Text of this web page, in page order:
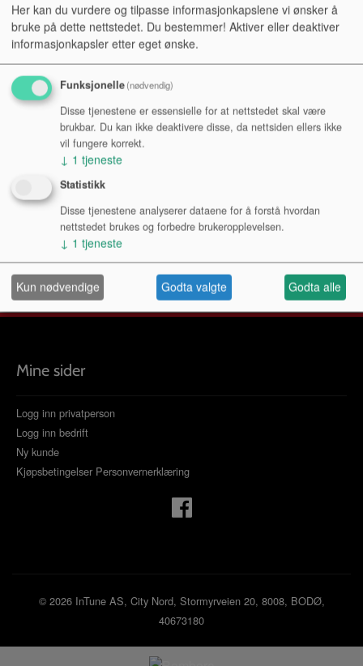
GUIRO, MEINL GU9
Lagerstatus:
Kjøp
Mine sider
Logg inn privatperson
Logg inn bedrift
Ny kunde
Kjøpsbetingelser Personvernerklæring
© 2026 InTune AS, City Nord, Stormyrveien 20, 8008, BODØ,
40673180
Her kan du vurdere og tilpasse informasjonkapslene vi ønsker å
bruke på dette nettstedet. Du bestemmer! Aktiver eller deaktiver
informasjonkapsler etter eget ønske.
Funksjonelle(nødvendig)
Disse tjenestene er essensielle for at nettstedet skal være
brukbar. Du kan ikke deaktivere disse, da nettsiden ellers ikke
vil fungere korrekt.
↓ 1 tjeneste
Statistikk
Disse tjenestene analyserer dataene for å forstå hvordan
nettstedet brukes og forbedre brukeropplevelsen.
↓ 1 tjeneste
Kun nødvendige Godta valgte Godta alle